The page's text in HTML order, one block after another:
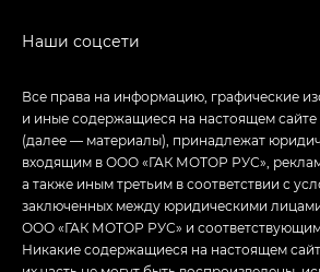
Все права на информацию, графические
и иные содержащиеся на настоящем
(далее — материалы), принадлежат
входящим в ООО «ГАК МОТОР РУС»,
а также иным третьим в соответствии с
заключенных между юридическими
ООО «ГАК МОТОР РУС» и
Никакие содержащиеся на настоящем